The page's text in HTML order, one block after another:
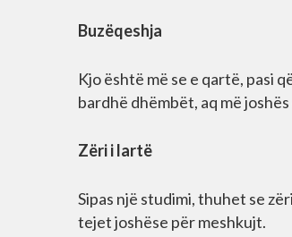
Buzëqeshja
Kjo është më se e qartë, pasi
bardhë dhëmbët, aq më
Zëri i lartë
Sipas një studimi, thuhet se
tejet joshëse për meshkujt.